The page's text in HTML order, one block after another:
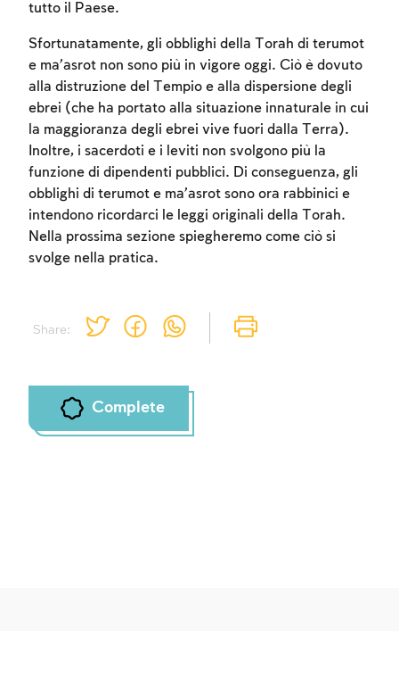
Share:
tutto il Paese.
Sfortunatamente, gli obblighi della Torah di terumot
e ma’asrot non sono più in vigore oggi. Ciò è dovuto
alla distruzione del Tempio e alla dispersione degli
ebrei (che ha portato alla situazione innaturale in cui
la maggioranza degli ebrei vive fuori dalla Terra).
Inoltre, i sacerdoti e i leviti non svolgono più la
funzione di dipendenti pubblici. Di conseguenza, gli
obblighi di terumot e ma’asrot sono ora rabbinici e
intendono ricordarci le leggi originali della Torah.
Nella prossima sezione spiegheremo come ciò si
svolge nella pratica.
Complete